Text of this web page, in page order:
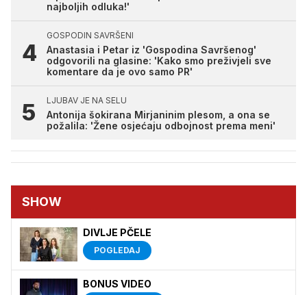
najboljih odluka!'
GOSPODIN SAVRŠENI
Anastasia i Petar iz 'Gospodina Savršenog'
odgovorili na glasine: 'Kako smo preživjeli sve
komentare da je ovo samo PR'
LJUBAV JE NA SELU
Antonija šokirana Mirjaninim plesom, a ona se
požalila: 'Žene osjećaju odbojnost prema meni'
SHOW
DIVLJE PČELE
POGLEDAJ
BONUS VIDEO